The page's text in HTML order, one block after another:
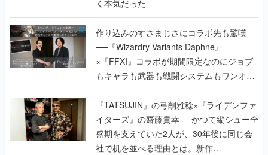
く本気だった
作り込みのすさまじさにコラボ先も驚嘆
──『Wizardry Variants Daphne』
×『FFXI』コラボが期間限定なのにジョブ
もキャラも武器も戦闘システムもワンオフ
で作り込まれた理由を両ディレクターに聞
く
『TATSUJIN』の弓削雅稔×『ライデンファ
イターズ』の齋藤貴幸──かつて縦シュー全
盛期を支えていた2人が、30年後に同じ会
社で机を並べる理由とは。新作